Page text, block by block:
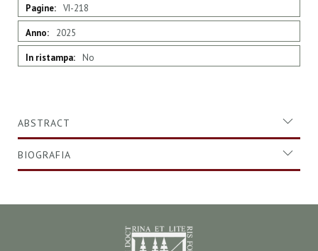
VI-218
2025
No
ABSTRACT
BIOGRAFIA